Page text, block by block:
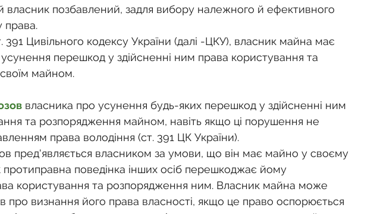
Земельні питання Військова служба
земельних прав Юридичні питання у воєнний час
власник позбавлений, задля вибору належного й ефективного
права.
391 Цивільного кодексу України (далі -ЦКУ), власник майна має
перешкод у здійсненні ним права користування та
майном.
власника про усунення будь-яких перешкод у здійсненні ним
та розпорядження майном, навіть якщо ці порушення не
права володіння (ст. 391 ЦК України).
пред'являється власником за умови, що він має майно у своєму
протиправна поведінка інших осіб перешкоджає йому
користування та розпорядження ним. Власник майна може
про визнання його права власності, якщо це право оспорюється